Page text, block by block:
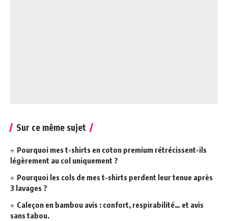
Sur ce même sujet
Pourquoi mes t-shirts en coton premium rétrécissent-ils
légèrement au col uniquement ?
Pourquoi les cols de mes t-shirts perdent leur tenue après
3 lavages ?
Caleçon en bambou avis : confort, respirabilité… et avis
sans tabou.